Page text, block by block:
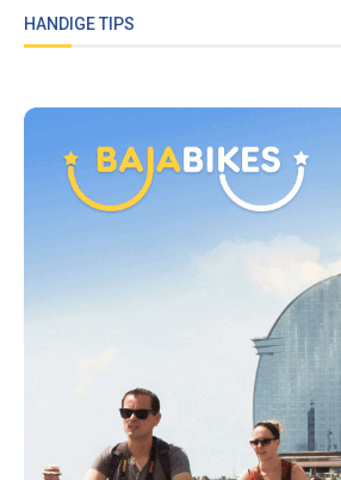
HANDIGE TIPS